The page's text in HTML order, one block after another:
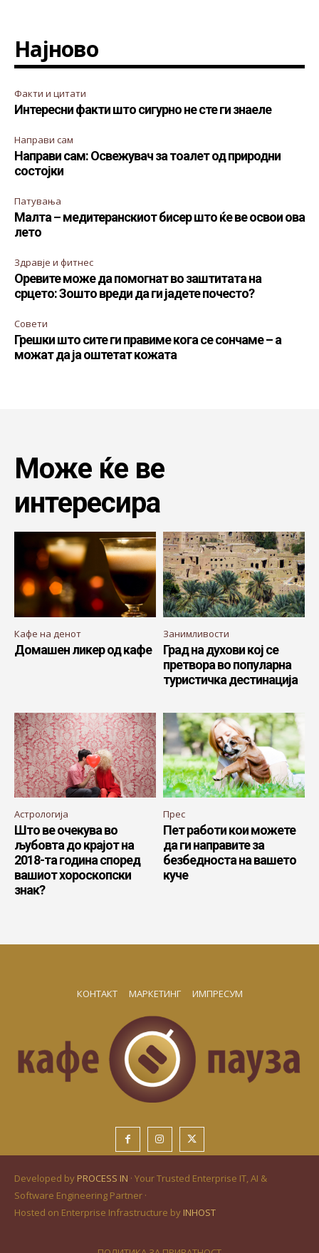
Најново
Факти и цитати
Интересни факти што сигурно не сте ги знаеле
Направи сам
Направи сам: Освежувач за тоалет од природни
состојки
Патувања
Малта – медитеранскиот бисер што ќе ве освои ова
лето
Здравје и фитнес
Оревите може да помогнат во заштитата на
срцето: Зошто вреди да ги јадете почесто?
Совети
Грешки што сите ги правиме кога се сончаме – а
можат да ја оштетат кожата
Може ќе ве
интересира
Кафе на денот
Домашен ликер од кафе
Занимливости
Град на духови кој се
претвора во популарна
туристичка дестинација
Астрологија
Што ве очекува во
љубовта до крајот на
2018-та година според
вашиот хороскопски
знак?
Прес
Пет работи кои можете
да ги направите за
безбедноста на вашето
куче
КОНТАКТ МАРКЕТИНГ ИМПРЕСУМ
Developed by PROCESS IN · Your Trusted Enterprise IT, AI &
Software Engineering Partner ·
Hosted on Enterprise Infrastructure by INHOST